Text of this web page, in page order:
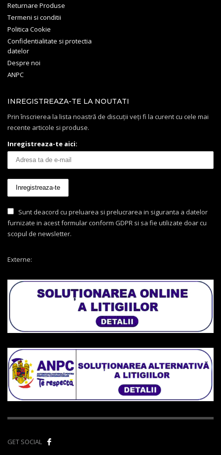
Returnare Produse
Termeni si conditii
Politica Cookie
Confidentialitate si protectia
datelor
Despre noi
ANPC
INREGISTREAZA-TE LA NOUTATI
Prin înscrierea la lista noastră de discuții veți fi la curent cu cele mai
recente articole si produse.
Inregistreaza-te aici:
Sunt deacord cu preluarea si prelucrarea in siguranta a datelor
furnizate in acest formular conform GDPR si sa fie utilizate doar cu
scopul de newsletter.
Externe:
GET SOCIAL